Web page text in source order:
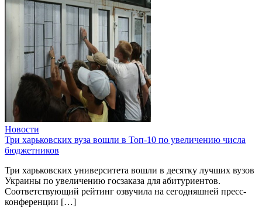
Новости
Три харьковских вуза вошли в Топ-10 по увеличению числа
бюджетников
Три харьковских университета вошли в десятку лучших вузов
Украины по увеличению госзаказа для абитуриентов.
Соответствующий рейтинг озвучила на сегодняшней пресс-
конференции […]